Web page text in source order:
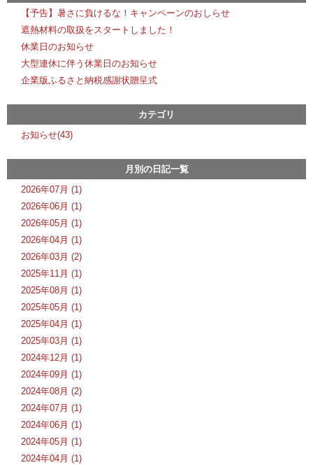
【予告】暑さに負けるな！キャンペーンのおしらせ
遮熱材料の取扱をスタートしました！
休業日のお知らせ
大型連休に伴う休業日のお知らせ
企業版ふるさと納税感謝状贈呈式
カテゴリ
お知らせ(43)
月別の日記一覧
2026年07月 (1)
2026年06月 (1)
2026年05月 (1)
2026年04月 (1)
2026年03月 (2)
2025年11月 (1)
2025年08月 (1)
2025年05月 (1)
2025年04月 (1)
2025年03月 (1)
2024年12月 (1)
2024年09月 (1)
2024年08月 (2)
2024年07月 (1)
2024年06月 (1)
2024年05月 (1)
2024年04月 (1)